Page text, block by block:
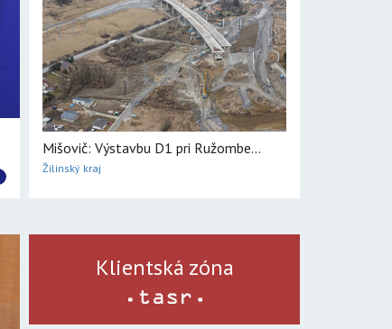
Mišovič: Výstavbu D1 pri Ružombe...
Žilinský kraj
Klientská zóna